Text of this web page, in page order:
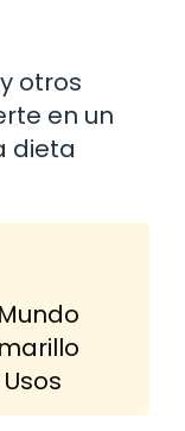
otros
en un
dieta